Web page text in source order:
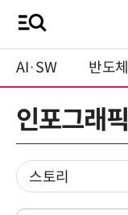
AI·SW 반도체
인포그래픽